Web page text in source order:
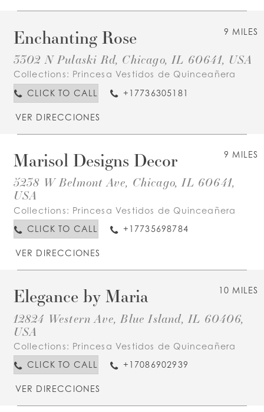
9 MILES
Enchanting Rose
3302 N Pulaski Rd, Chicago, IL 60641, USA
Collections: Princesa Vestidos de Quinceañera
CLICK TO CALL
+17736305181
VER DIRECCIONES
9 MILES
Marisol Designs Decor
5238 W Belmont Ave, Chicago, IL 60641,
USA
Collections: Princesa Vestidos de Quinceañera
CLICK TO CALL
+17735698784
VER DIRECCIONES
10 MILES
Elegance by Maria
12824 Western Ave, Blue Island, IL 60406,
USA
Collections: Princesa Vestidos de Quinceañera
CLICK TO CALL
+17086902939
VER DIRECCIONES